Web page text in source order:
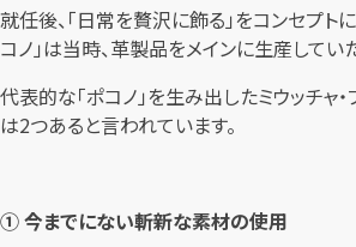
就任後、「日常を贅沢に飾る」をコンセプ
コノ」は当時、革製品をメインに生産して
代表的な「ポコノ」を生み出したミウッチ
は2つあると言われています。
① 今までにない斬新な素材の使用